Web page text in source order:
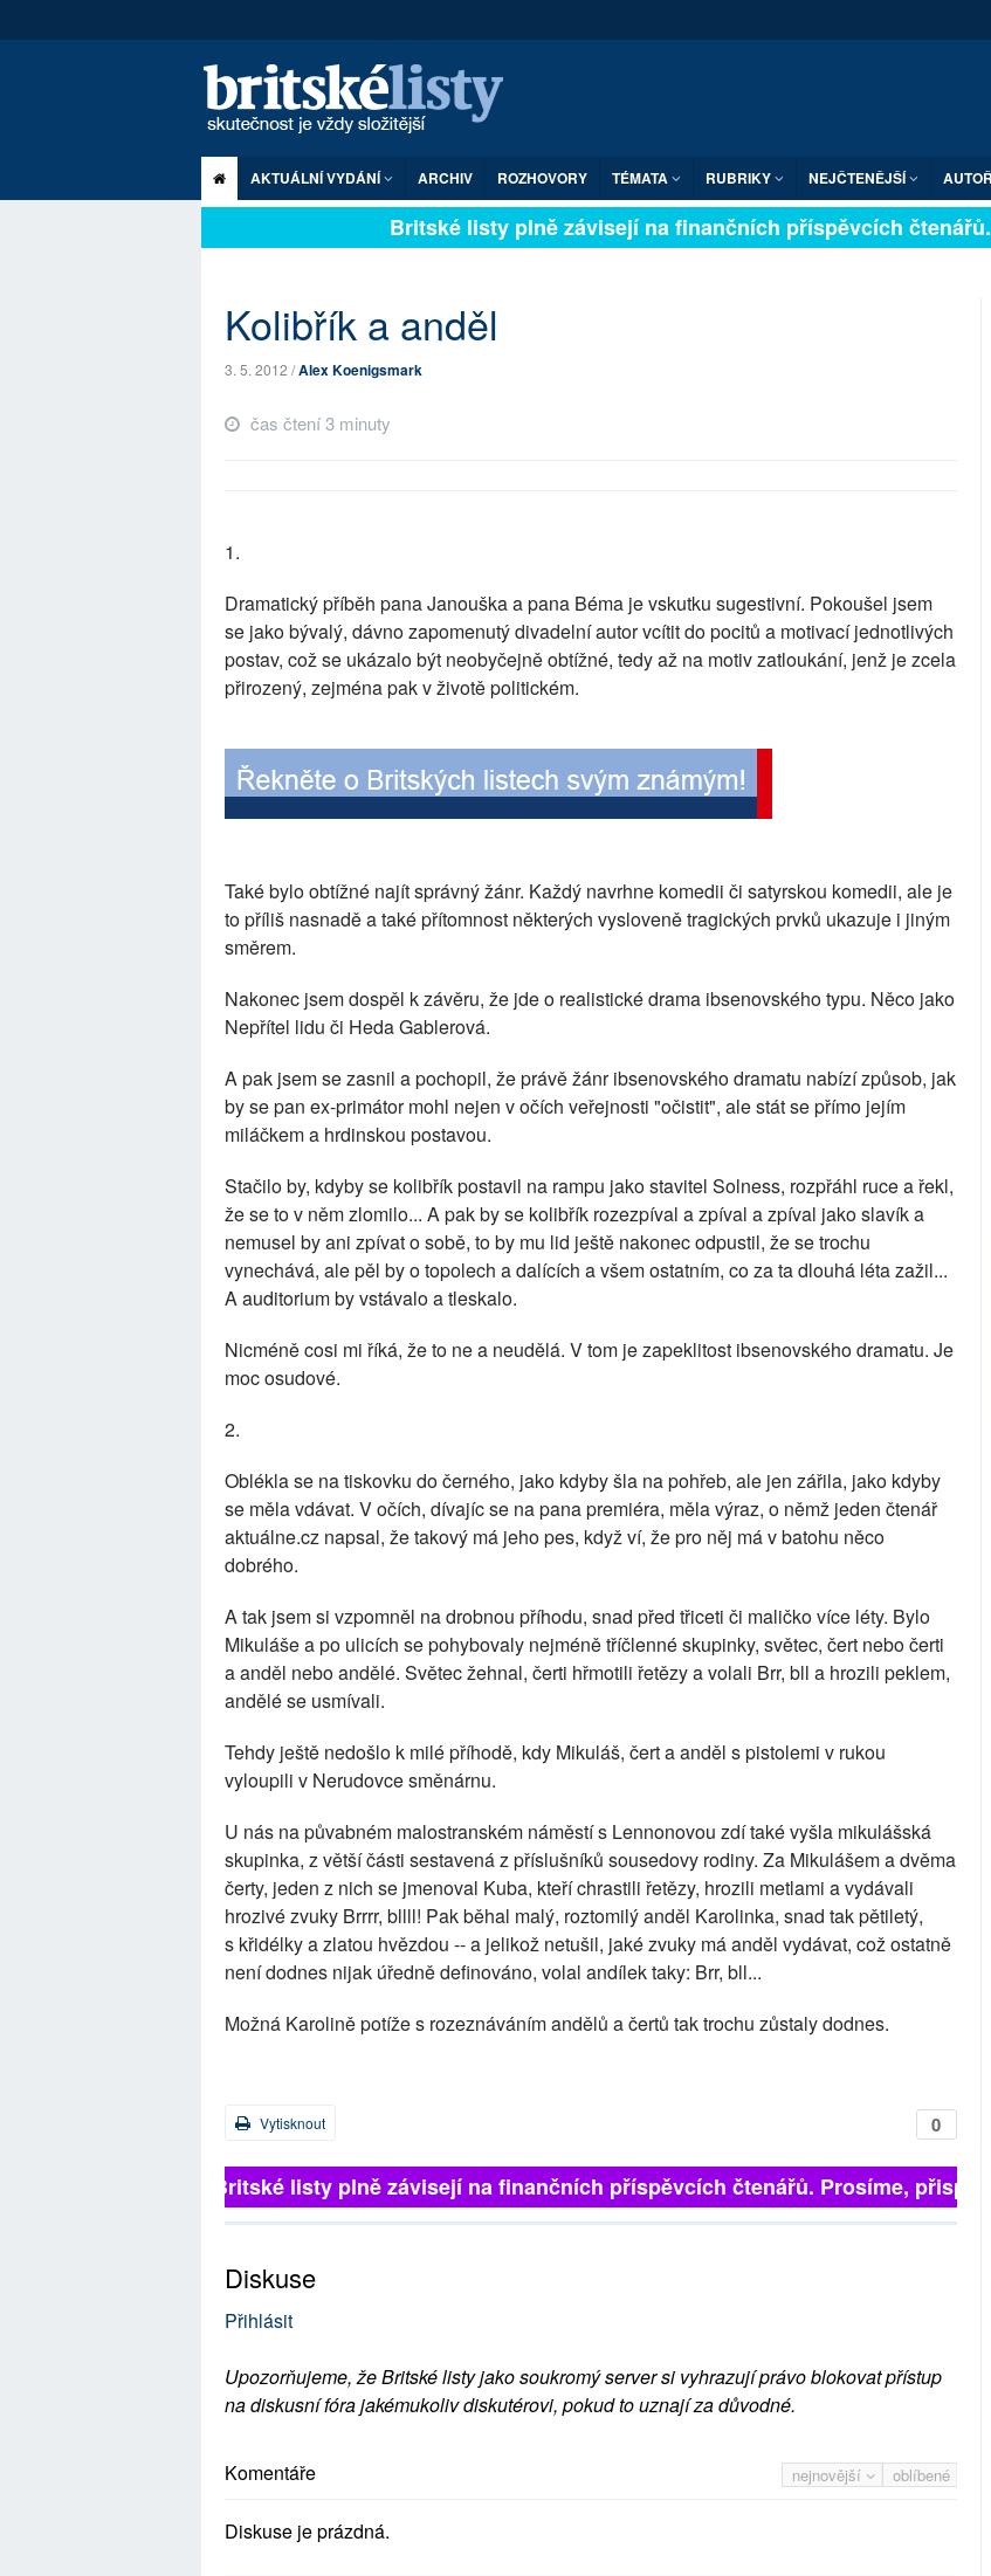
AKTUÁLNÍ VYDÁNÍ ARCHIV ROZHOVORY TÉMATA RUBRIKY NEJČTENĚJŠÍ
Britské listy plně závisejí na finančních příspěvcích čtenářů.
Kolibřík a anděl
3. 5. 2012 /Alex Koenigsmark
čas čtení 3 minuty
1.
Dramatický příběh pana Janouška a pana Béma je vskutku sugestivní. Pokoušel jsem
se jako bývalý, dávno zapomenutý divadelní autor vcítit do pocitů a motivací jednotlivých
postav, což se ukázalo být neobyčejně obtížné, tedy až na motiv zatloukání, jenž je zcela
přirozený, zejména pak v životě politickém.
Také bylo obtížné najít správný žánr. Každý navrhne komedii či satyrskou komedii, ale je
to příliš nasnadě a také přítomnost některých vysloveně tragických prvků ukazuje i jiným
směrem.
Nakonec jsem dospěl k závěru, že jde o realistické drama ibsenovského typu. Něco jako
Nepřítel lidu či Heda Gablerová.
A pak jsem se zasnil a pochopil, že právě žánr ibsenovského dramatu nabízí způsob, jak
by se pan ex-primátor mohl nejen v očích veřejnosti "očistit", ale stát se přímo jejím
miláčkem a hrdinskou postavou.
Stačilo by, kdyby se kolibřík postavil na rampu jako stavitel Solness, rozpřáhl ruce a řekl,
že se to v něm zlomilo... A pak by se kolibřík rozezpíval a zpíval a zpíval jako slavík a
nemusel by ani zpívat o sobě, to by mu lid ještě nakonec odpustil, že se trochu
vynechává, ale pěl by o topolech a dalících a všem ostatním, co za ta dlouhá léta zažil...
A auditorium by vstávalo a tleskalo.
Nicméně cosi mi říká, že to ne a neudělá. V tom je zapeklitost ibsenovského dramatu. Je
moc osudové.
2.
Oblékla se na tiskovku do černého, jako kdyby šla na pohřeb, ale jen zářila, jako kdyby
se měla vdávat. V očích, dívajíc se na pana premiéra, měla výraz, o němž jeden čtenář
aktuálne.cz napsal, že takový má jeho pes, když ví, že pro něj má v batohu něco
dobrého.
A tak jsem si vzpomněl na drobnou příhodu, snad před třiceti či maličko více léty. Bylo
Mikuláše a po ulicích se pohybovaly nejméně tříčlenné skupinky, světec, čert nebo čerti
a anděl nebo andělé. Světec žehnal, čerti hřmotili řetězy a volali Brr, bll a hrozili peklem,
andělé se usmívali.
Tehdy ještě nedošlo k milé příhodě, kdy Mikuláš, čert a anděl s pistolemi v rukou
vyloupili v Nerudovce směnárnu.
U nás na půvabném malostranském náměstí s Lennonovou zdí také vyšla mikulášská
skupinka, z větší části sestavená z příslušníků sousedovy rodiny. Za Mikulášem a dvěma
čerty, jeden z nich se jmenoval Kuba, kteří chrastili řetězy, hrozili metlami a vydávali
hrozivé zvuky Brrrr, bllll! Pak běhal malý, roztomilý anděl Karolinka, snad tak pětiletý,
s křidélky a zlatou hvězdou -- a jelikož netušil, jaké zvuky má anděl vydávat, což ostatně
není dodnes nijak úředně definováno, volal andílek taky: Brr, bll...
Možná Karolině potíže s rozeznáváním andělů a čertů tak trochu zůstaly dodnes.
0
Vytisknout
Britské listy plně závisejí na finančních příspěvcích čtenářů. Prosíme,
Diskuse
Přihlásit
Upozorňujeme, že Britské listy jako soukromý server si vyhrazují právo blokovat přístup
na diskusní fóra jakémukoliv diskutérovi, pokud to uznají za důvodné.
nejnovější oblíbené
Komentáře
Diskuse je prázdná.